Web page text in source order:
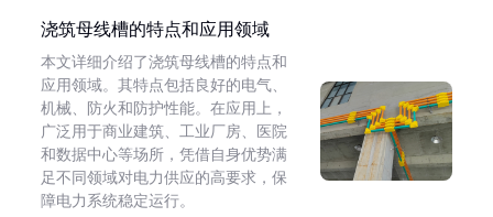
浇筑母线槽的特点和应用领域
本文详细介绍了浇筑母线槽的特点和
应用领域。其特点包括良好的电气、
机械、防火和防护性能。在应用上，
广泛用于商业建筑、工业厂房、医院
和数据中心等场所，凭借自身优势满
足不同领域对电力供应的高要求，保
障电力系统稳定运行。